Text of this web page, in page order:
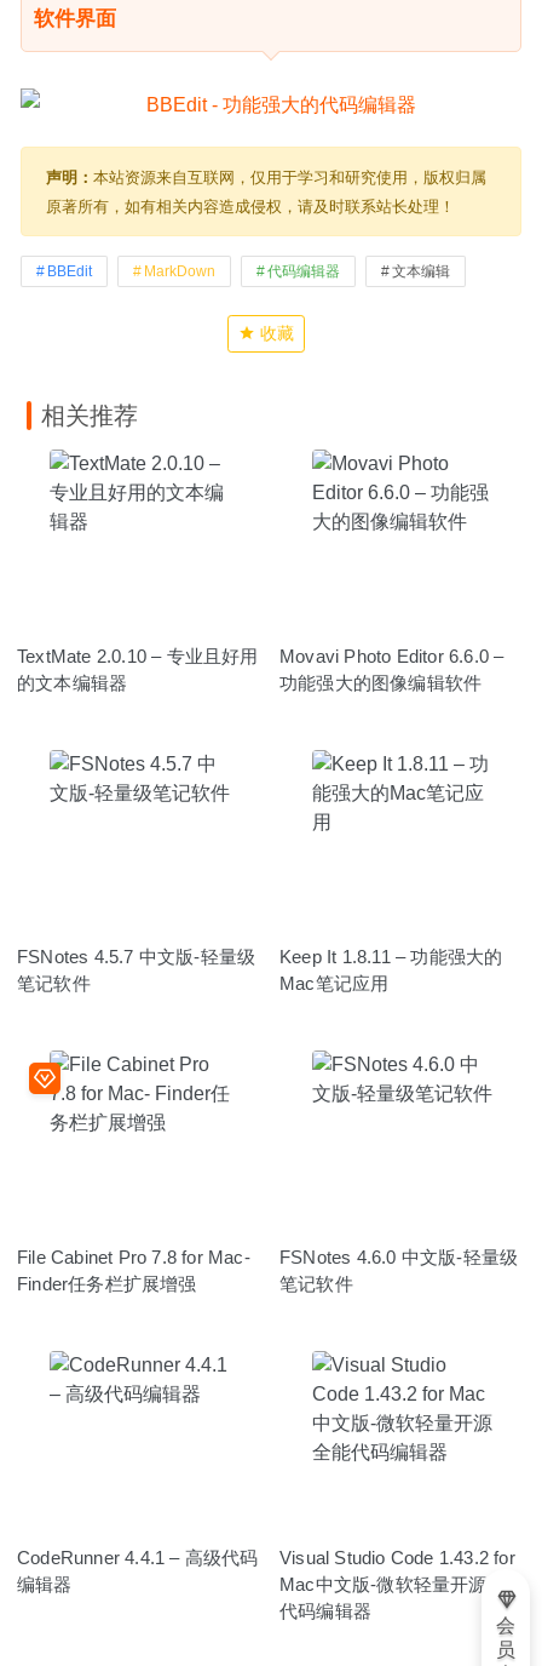
软件界面
声明： 本站资源来自互联网，仅用于学习和研究使用，版权归属
原著所有，如有相关内容造成侵权，请及时联系站长处理！
BBEdit MarkDown 代码编辑器 文本编辑
收藏
相关推荐
TextMate 2.0.10 – 专业且好用
的文本编辑器
Movavi Photo Editor 6.6.0 –
功能强大的图像编辑软件
FSNotes 4.5.7 中文版-轻量级
笔记软件
Keep It 1.8.11 – 功能强大的
Mac笔记应用
File Cabinet Pro 7.8 for Mac-
Finder任务栏扩展增强
FSNotes 4.6.0 中文版-轻量级
笔记软件
CodeRunner 4.4.1 – 高级代码
编辑器
Visual Studio Code 1.43.2 for
Mac中文版-微软轻量开源全能
代码编辑器
会
员